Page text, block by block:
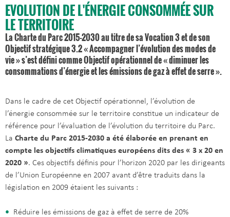
EVOLUTION DE L'ÉNERGIE CONSOMMÉE SUR
LE TERRITOIRE
La Charte du Parc 2015-2030 au titre de sa Vocation 3 et de son
Objectif stratégique 3.2 « Accompagner l’évolution des modes de
vie » s’est défini comme Objectif opérationnel de « diminuer les
consommations d’énergie et les émissions de gaz à effet de serre ».
Dans le cadre de cet Objectif opérationnel, l’évolution de
l’énergie consommée sur le territoire constitue un indicateur de
référence pour l’évaluation de l’évolution du territoire du Parc.
La Charte du Parc 2015-2030 a été élaborée en prenant en
compte les objectifs climatiques européens dits des « 3 x 20 en
2020 ». Ces objectifs définis pour l’horizon 2020 par les dirigeants
de l’Union Européenne en 2007 avant d’être traduits dans la
législation en 2009 étaient les suivants :
Réduire les émissions de gaz à effet de serre de 20%